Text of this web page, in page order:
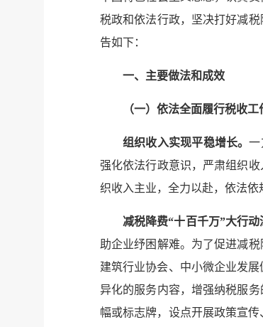
税政和依法行政，坚决打好减
告如下：
一、主要做法和成效
（一）依法全面履行税收工
组织收入实现平稳增长。一
强化依法行政意识，严肃组织
织收入主业，全力以赴，依法
减税降费“十百千万”大行动
助企业纾困解难。为了促进减
建筑行业协会、中小微企业发展
异化的服务内容，增强纳税服
幅或标志牌，设点开展政策宣